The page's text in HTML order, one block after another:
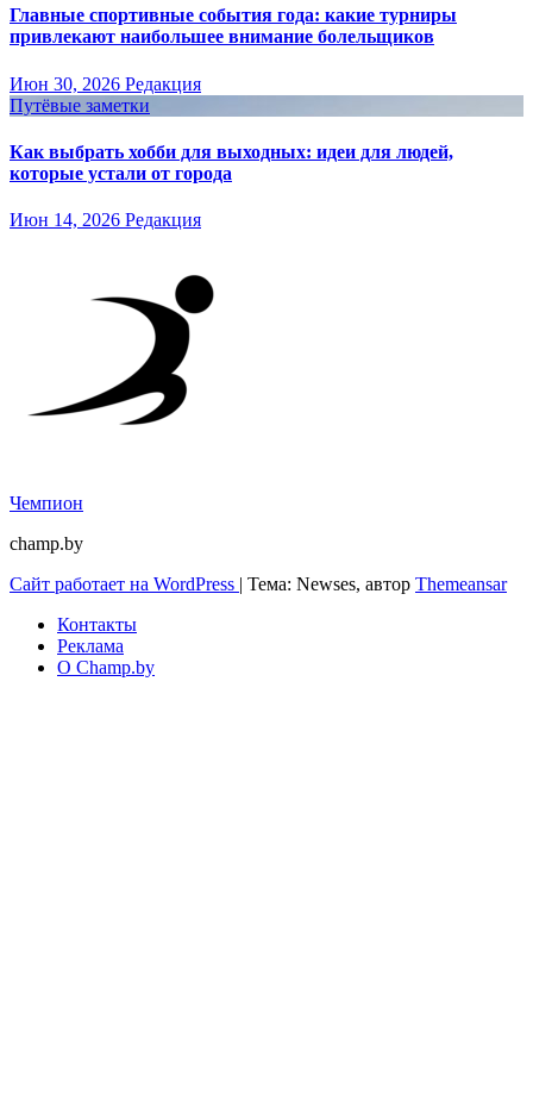
Главные спортивные события года: какие турниры
привлекают наибольшее внимание болельщиков
Июн 30, 2026 Редакция
Путёвые заметки
Как выбрать хобби для выходных: идеи для людей,
которые устали от города
Июн 14, 2026 Редакция
Чемпион
champ.by
Сайт работает на WordPress | Тема: Newses, автор Themeansar
Контакты
Реклама
О Champ.by